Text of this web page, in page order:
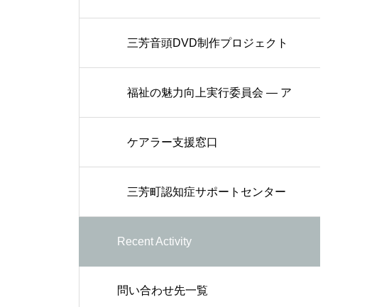
三芳音頭DVD制作プロジェクト
福祉の魅力向上実行委員会 — ア
ニメーション制作
ケアラー支援窓口
三芳町認知症サポートセンター
（三芳町オレンジサポートセン
ター）
Recent Activity
問い合わせ先一覧